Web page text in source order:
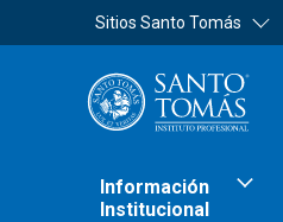
Sitios Santo Tomás
Información
Institucional